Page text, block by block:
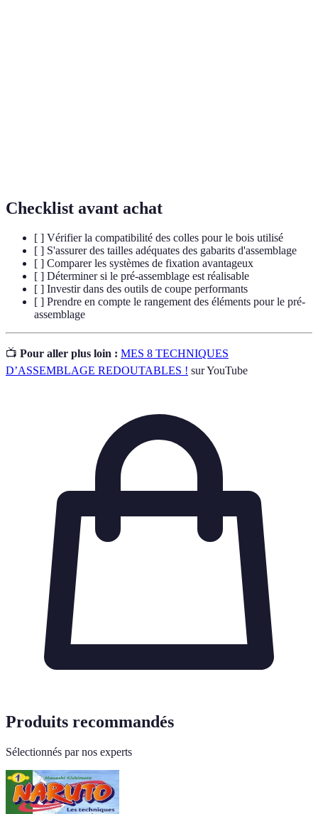
Checklist avant achat
[ ] Vérifier la compatibilité des colles pour le bois utilisé
[ ] S'assurer des tailles adéquates des gabarits d'assemblage
[ ] Comparer les systèmes de fixation avantageux
[ ] Déterminer si le pré-assemblage est réalisable
[ ] Investir dans des outils de coupe performants
[ ] Prendre en compte le rangement des éléments pour le pré-
assemblage
📺 Pour aller plus loin : MES 8 TECHNIQUES
D’ASSEMBLAGE REDOUTABLES ! sur YouTube
Produits recommandés
Sélectionnés par nos experts